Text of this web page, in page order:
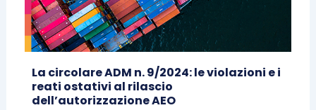
La circolare ADM n. 9/2024: le violazioni e i
reati ostativi al rilascio
dell’autorizzazione AEO